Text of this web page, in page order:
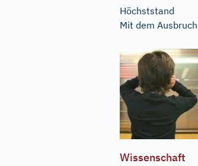
Höchststand
Mit dem
Wissenschaft